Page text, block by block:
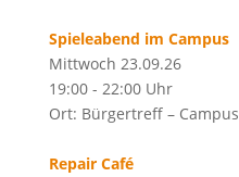
Spieleabend im Campus
Mittwoch 23.09.26
19:00 - 22:00 Uhr
Ort: Bürgertreff – Campus
Repair Café